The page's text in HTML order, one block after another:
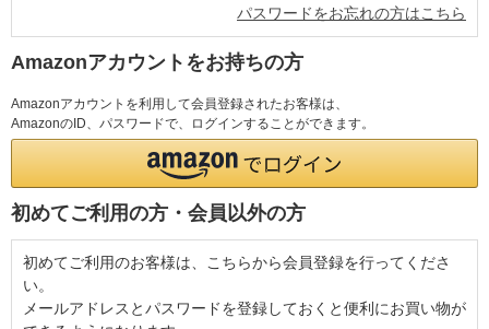
パスワードをお忘れの方はこちら
Amazonアカウントをお持ちの方
Amazonアカウントを利用して会員登録されたお客様は、
AmazonのID、パスワードで、ログインすることができます。
初めてご利用の方・会員以外の方
初めてご利用のお客様は、こちらから会員登録を行ってくださ
い。
メールアドレスとパスワードを登録しておくと便利にお買い物が